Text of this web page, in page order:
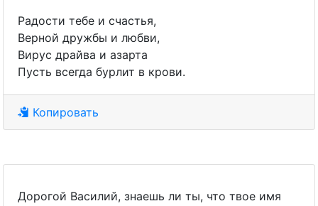
Радости тебе и счастья,
Верной дружбы и любви,
Вирус драйва и азарта
Пусть всегда бурлит в крови.
Копировать
Дорогой Василий, знаешь ли ты, что твое имя